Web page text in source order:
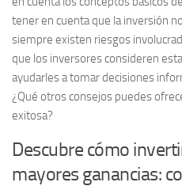
tener en cuenta que la inversión
siempre existen riesgos
que los inversores consideren
ayudarles a tomar decisiones
¿Qué otros consejos puedes
exitosa?
Descubre cómo
mayores ganancias: